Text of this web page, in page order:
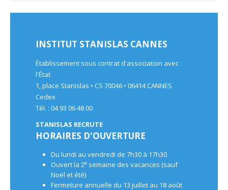
INSTITUT STANISLAS CANNES
Établissement sous contrat d'association avec
l'État
1, place Stanislas • CS 70046 • 06414 CANNES
Cedex
Tél. : 04 93 06 48 00
STANISLAS RECRUTE
HORAIRES D'OUVERTURE
Du lundi au vendredi de 7h30 à 17h30
Ouvert la 2e semaine des vacances (sauf
Noël et été)
Fermeture annuelle du 13 juillet au 18 août